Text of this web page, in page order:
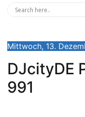
Mittwoch, 13.
DJcityDE
991